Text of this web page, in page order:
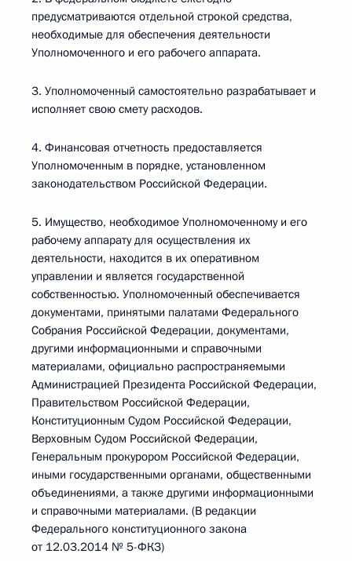
предусматриваются отдельной строкой средства,
необходимые для обеспечения деятельности
Уполномоченного и его рабочего аппарата.
3. Уполномоченный самостоятельно разрабатывает и
исполняет свою смету расходов.
4. Финансовая отчетность предоставляется
Уполномоченным в порядке, установленном
законодательством Российской Федерации.
5. Имущество, необходимое Уполномоченному и его
рабочему аппарату для осуществления их
деятельности, находится в их оперативном
управлении и является государственной
собственностью. Уполномоченный обеспечивается
документами, принятыми палатами Федерального
Собрания Российской Федерации, документами,
другими информационными и справочными
материалами, официально распространяемыми
Администрацией Президента Российской Федерации,
Правительством Российской Федерации,
Конституционным Судом Российской Федерации,
Верховным Судом Российской Федерации,
Генеральным прокурором Российской Федерации,
иными государственными органами, общественными
объединениями, а также другими информационными
и справочными материалами. (В редакции
Федерального конституционного закона
от 12.03.2014 № 5-ФКЗ)